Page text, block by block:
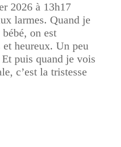
2026 à 13h17
larmes. Quand je
on est
heureux. Un peu
puis quand je vois
c’est la tristesse